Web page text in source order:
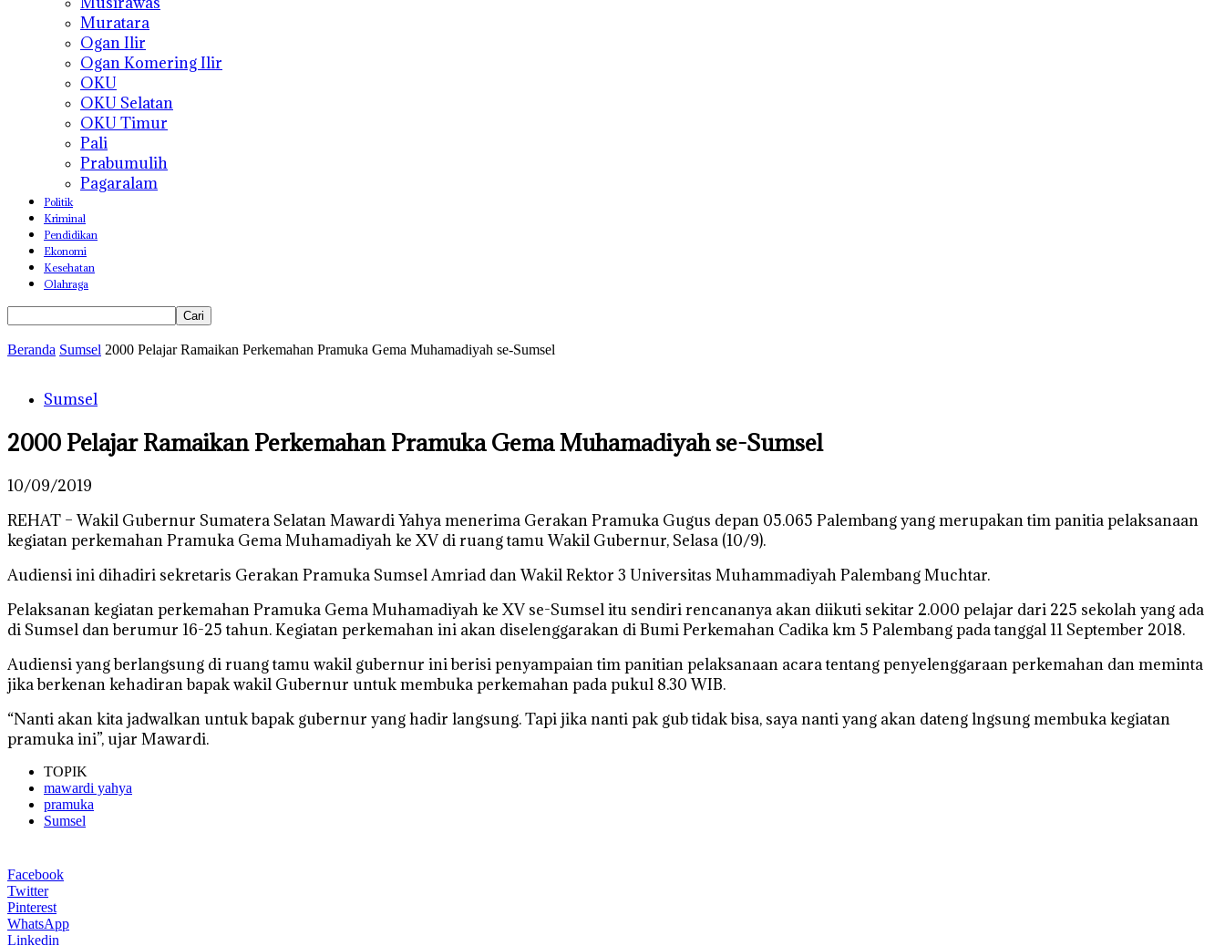
Muratara
Ogan Ilir
Ogan Komering Ilir
OKU
OKU Selatan
OKU Timur
Pali
Prabumulih
Pagaralam
Politik
Kriminal
Pendidikan
Ekonomi
Kesehatan
Olahraga
Beranda Sumsel 2000 Pelajar Ramaikan Perkemahan Pramuka Gema Muhamadiyah se-Sumsel
Sumsel
2000 Pelajar Ramaikan Perkemahan Pramuka Gema Muhamadiyah se-Sumsel
10/09/2019
REHAT – Wakil Gubernur Sumatera Selatan Mawardi Yahya menerima Gerakan Pramuka Gugus depan 05.065 Palembang yang merupakan tim panitia pelaksanaan
kegiatan perkemahan Pramuka Gema Muhamadiyah ke XV di ruang tamu Wakil Gubernur, Selasa (10/9).
Audiensi ini dihadiri sekretaris Gerakan Pramuka Sumsel Amriad dan Wakil Rektor 3 Universitas Muhammadiyah Palembang Muchtar.
Pelaksanan kegiatan perkemahan Pramuka Gema Muhamadiyah ke XV se-Sumsel itu sendiri rencananya akan diikuti sekitar 2.000 pelajar dari 225 sekolah yang ada
di Sumsel dan berumur 16-25 tahun. Kegiatan perkemahan ini akan diselenggarakan di Bumi Perkemahan Cadika km 5 Palembang pada tanggal 11 September 2018.
Audiensi yang berlangsung di ruang tamu wakil gubernur ini berisi penyampaian tim panitian pelaksanaan acara tentang penyelenggaraan perkemahan dan meminta
jika berkenan kehadiran bapak wakil Gubernur untuk membuka perkemahan pada pukul 8.30 WIB.
“Nanti akan kita jadwalkan untuk bapak gubernur yang hadir langsung. Tapi jika nanti pak gub tidak bisa, saya nanti yang akan dateng lngsung membuka kegiatan
pramuka ini”, ujar Mawardi.
TOPIK
mawardi yahya
pramuka
Sumsel
Facebook
Twitter
Pinterest
WhatsApp
Linkedin